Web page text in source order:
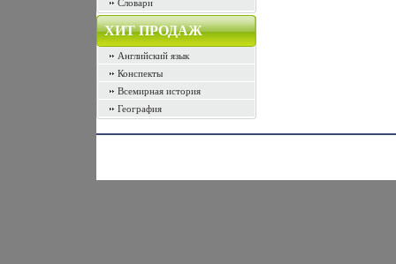
Словари
ХИТ ПРОДАЖ
Английский язык
Конспекты
Всемирная история
География